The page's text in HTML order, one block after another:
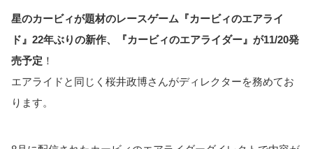
星のカービィが題材のレースゲーム『カービィのエアライ
ド』22年ぶりの新作、『カービィのエアライダー』が11/20発
売予定 ！
エアライドと同じく桜井政博さんがディレクターを務めてお
ります。